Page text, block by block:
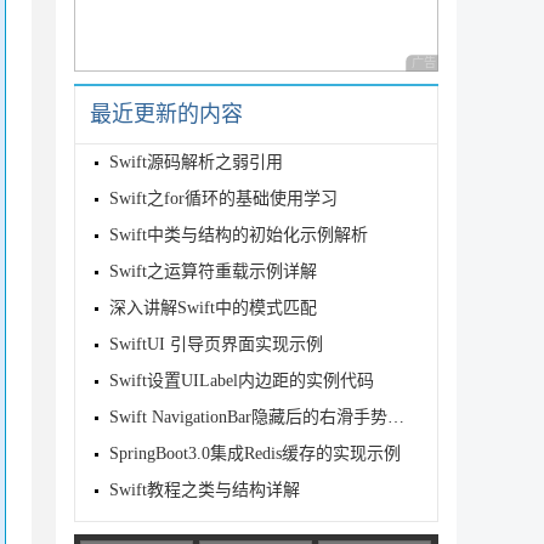
广告 商业广告，理性
最近更新的内容
Swift源码解析之弱引用
Swift之for循环的基础使用学习
Swift中类与结构的初始化示例解析
Swift之运算符重载示例详解
深入讲解Swift中的模式匹配
SwiftUI 引导页界面实现示例
Swift设置UILabel内边距的实例代码
Swift NavigationBar隐藏后的右滑手势效果
SpringBoot3.0集成Redis缓存的实现示例
Swift教程之类与结构详解